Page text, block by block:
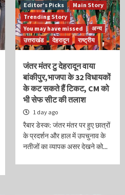
Editor’s Picks
Main Story
Trending Story
You may have missed
अन्य
उत्तराखंड
देहरादून राष्ट्रीय
जंतर मंतर टु देहरादून वाया
बांकीपुर,भाजपा के 32 विधायकों
के कट सकते हैं टिकट, CM को
भी सेफ सीट की तलाश
1 day ago
रैबार डेस्क: जंतर मंतर पर हुए छात्रों
के प्रदर्शन और हाल में उपचुनाव के
नतीजों का व्यापक असर देखने को...